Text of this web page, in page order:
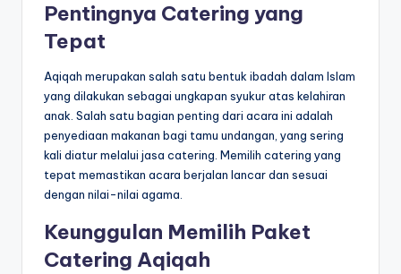
Pentingnya Catering yang
Tepat
Aqiqah merupakan salah satu bentuk ibadah dalam Islam
yang dilakukan sebagai ungkapan syukur atas kelahiran
anak. Salah satu bagian penting dari acara ini adalah
penyediaan makanan bagi tamu undangan, yang sering
kali diatur melalui jasa catering. Memilih catering yang
tepat memastikan acara berjalan lancar dan sesuai
dengan nilai-nilai agama.
Keunggulan Memilih Paket
Catering Aqiqah